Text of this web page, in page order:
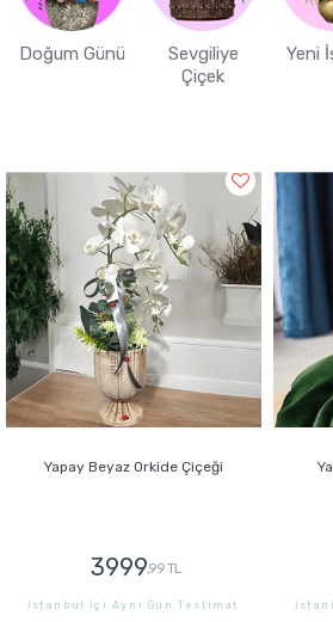
Doğum Günü
Sevgiliye
Çiçek
Yeni
Yapay Beyaz Orkide Çiçeği
3999,99 TL
İstanbul İçi Aynı Gün Teslimat